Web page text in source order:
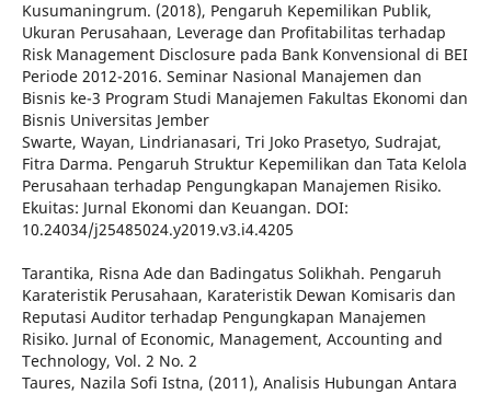
Kusumaningrum. (2018), Pengaruh Kepemilikan Publik,
Ukuran Perusahaan, Leverage dan Profitabilitas terhadap
Risk Management Disclosure pada Bank Konvensional di BEI
Periode 2012-2016. Seminar Nasional Manajemen dan
Bisnis ke-3 Program Studi Manajemen Fakultas Ekonomi dan
Bisnis Universitas Jember
Swarte, Wayan, Lindrianasari, Tri Joko Prasetyo, Sudrajat,
Fitra Darma. Pengaruh Struktur Kepemilikan dan Tata Kelola
Perusahaan terhadap Pengungkapan Manajemen Risiko.
Ekuitas: Jurnal Ekonomi dan Keuangan. DOI:
10.24034/j25485024.y2019.v3.i4.4205
Tarantika, Risna Ade dan Badingatus Solikhah. Pengaruh
Karateristik Perusahaan, Karateristik Dewan Komisaris dan
Reputasi Auditor terhadap Pengungkapan Manajemen
Risiko. Jurnal of Economic, Management, Accounting and
Technology, Vol. 2 No. 2
Taures, Nazila Sofi Istna, (2011), Analisis Hubungan Antara